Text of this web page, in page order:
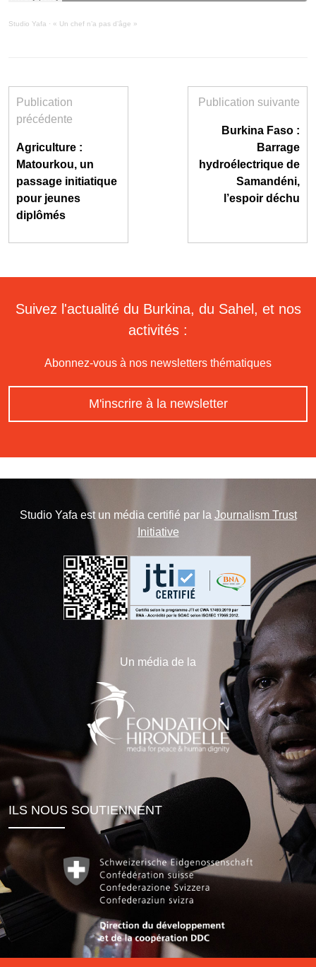
Studio Yafa · « Un chef n’a pas d’âge »
Publication
précédente
Agriculture :
Matourkou, un
passage initiatique
pour jeunes
diplômés
Publication suivante
Burkina Faso :
Barrage
hydroélectrique de
Samandéni,
l’espoir déchu
Suivez l'actualité du Burkina, du Sahel, et nos
activités :
Abonnez-vous à nos newsletters thématiques
M'inscrire à la newsletter
Studio Yafa est un média certifié par la Journalism Trust
Initiative
Un média de la
ILS NOUS SOUTIENNENT